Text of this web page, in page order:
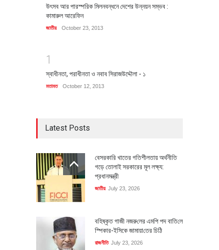
উৎসব আর পারস্পরিক মিলনবন্ধনে দেশের উন্নয়ন সম্ভব :
কামারুল আরেফিন
জাতীয় October 23, 2013
1
স্বাধীনতা, পরাধীনতা ও নবাব সিরাজউদ্দৌলা - ১
মতামত October 12, 2013
Latest Posts
বেসরকারি খাতের গতিশীলতায় অর্থনীতি
গড়ে তোলাই সরকারের মূল লক্ষ্য:
প্রধানমন্ত্রী
জাতীয় July 23, 2026
বহিষ্কৃত গাজী নজরু‌লের এম‌পি পদ বা‌তি‌লে
স্পিকার-ইসিকে জামায়া‌তের চি‌ঠি
রাজনীতি July 23, 2026